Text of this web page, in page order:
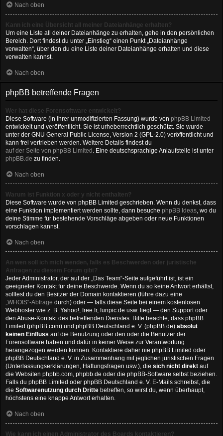
Nach oben
Kann ich eine Übersicht all meiner Dateianhänge erhalten?
Um eine Liste all deiner Dateianhänge zu erhalten, gehe in den persönlichen
Bereich. Dort findest du unter „Einstieg“ einen Punkt „Dateianhänge
verwalten“, über den du eine Liste deiner Dateianhänge erhalten und diese
verwalten kannst.
Nach oben
phpBB betreffende Fragen
Wer hat diese Forensoftware entwickelt?
Diese Software (in ihrer unmodifizierten Fassung) wurde von phpBB Limited
entwickelt und veröffentlicht. Sie ist urheberrechtlich geschützt. Sie wurde
unter der GNU General Public License, Version 2 (GPL-2.0) veröffentlicht und
kann frei vertrieben werden. Weitere Details findest du
auf der Seite von phpBB Limited . Eine deutschsprachige Anlaufstelle ist unter
phpBB.de zu finden.
Nach oben
Warum ist Funktion x oder y nicht enthalten?
Diese Software wurde von phpBB Limited geschrieben. Wenn du denkst, dass
eine Funktion implementiert werden sollte, dann besuche phpBB Ideas, wo du
deine Stimme für bestehende Vorschläge abgeben oder neue Funktionen
vorschlagen kannst.
Nach oben
An wen soll ich mich wenden, falls es Beschwerden oder juristische
Anfragen zu diesem Forum gibt?
Jeder Administrator, der auf der „Das Team“-Seite aufgeführt ist, ist ein
geeigneter Kontakt für deine Beschwerde. Wenn du so keine Antwort erhältst,
solltest du den Besitzer der Domain kontaktieren (führe dazu eine
„WHOIS“-Abfrage durch) oder — falls diese Seite bei einem kostenlosen
Webhoster wie z. B. Yahoo!, free.fr, funpic.de usw. liegt — den Support oder
den Abuse-Kontakt des betreffenden Dienstes. Bitte beachte, dass phpBB
Limited (phpBB.com) und phpBB Deutschland e. V. (phpBB.de) absolut
keinen Einfluss auf die Benutzung oder den oder die Benutzer der
Forensoftware haben und dafür in keiner Weise zur Verantwortung
herangezogen werden können. Kontaktiere daher nie phpBB Limited oder
phpBB Deutschland e. V. in Zusammenhang mit jeglichen juristischen Fragen
(Unterlassungserklärungen, Haftungsfragen usw.), die sich nicht direkt auf
die Websiten phpbb.com, phpbb.de oder die phpBB-Software selbst beziehen.
Falls du phpBB Limited oder phpBB Deutschland e. V. E-Mails schreibst, die
die Softwarenutzung durch Dritte betreffen, so wirst du, wenn überhaupt,
höchstens eine knappe Antwort erhalten.
Nach oben
Wie kann ich einen Administrator des Boards kontaktieren?